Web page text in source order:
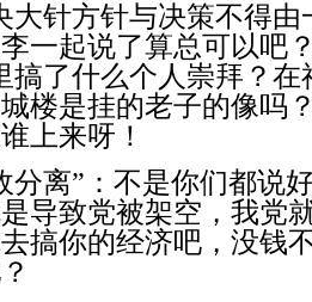
大针方针与决策不得由
一起说了算总可以吧
搞了什么个人崇拜？
楼是挂的老子的像吗
上来呀！
分离”：不是你们都说
导致党被架空，我党
搞你的经济吧，没钱